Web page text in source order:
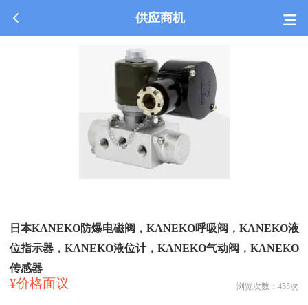
供应商机
日本KANEKO防爆电磁阀，KANEKO呼吸阀，KANEKO液
位指示器，KANEKO液位计，KANEKO气动阀，KANEKO
传感器
¥价格面议 浏览次数： 455次